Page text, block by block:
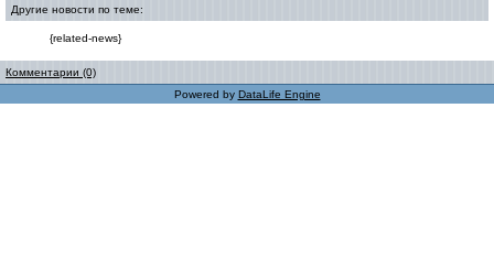
Другие новости по теме:
{related-news}
Комментарии (0)
Powered by DataLife Engine